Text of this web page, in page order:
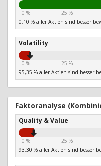
0 % 25 %
0,10 % aller Aktien sind besser
Volatility
0 % 25 %
95,35 % aller Aktien sind besser
Faktoranalyse
Quality & Value
0 % 25 %
93,30 % aller Aktien sind besser